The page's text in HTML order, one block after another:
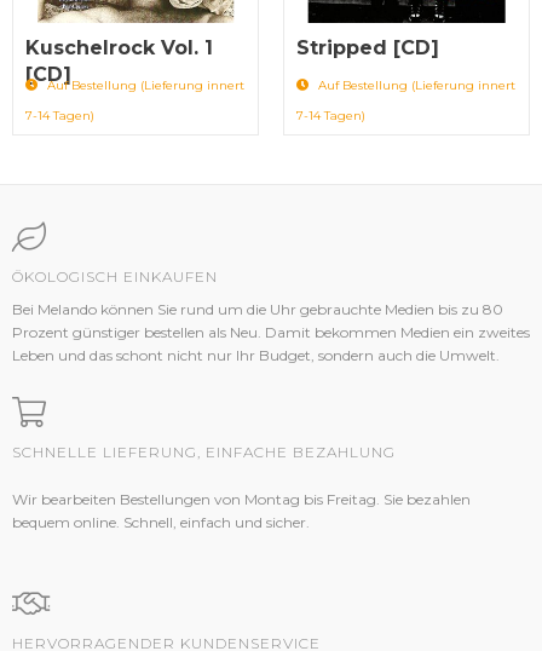
Kuschelrock Vol. 1
[CD]
Auf Bestellung (Lieferung innert
7-14 Tagen)
Stripped [CD]
Auf Bestellung (Lieferung innert
7-14 Tagen)
ÖKOLOGISCH EINKAUFEN
Bei Melando können Sie rund um die Uhr gebrauchte Medien bis zu 80
Prozent günstiger bestellen als Neu. Damit bekommen Medien ein zweites
Leben und das schont nicht nur Ihr Budget, sondern auch die Umwelt.
SCHNELLE LIEFERUNG, EINFACHE BEZAHLUNG
Wir bearbeiten Bestellungen von Montag bis Freitag. Sie bezahlen
bequem online. Schnell, einfach und sicher.
HERVORRAGENDER KUNDENSERVICE